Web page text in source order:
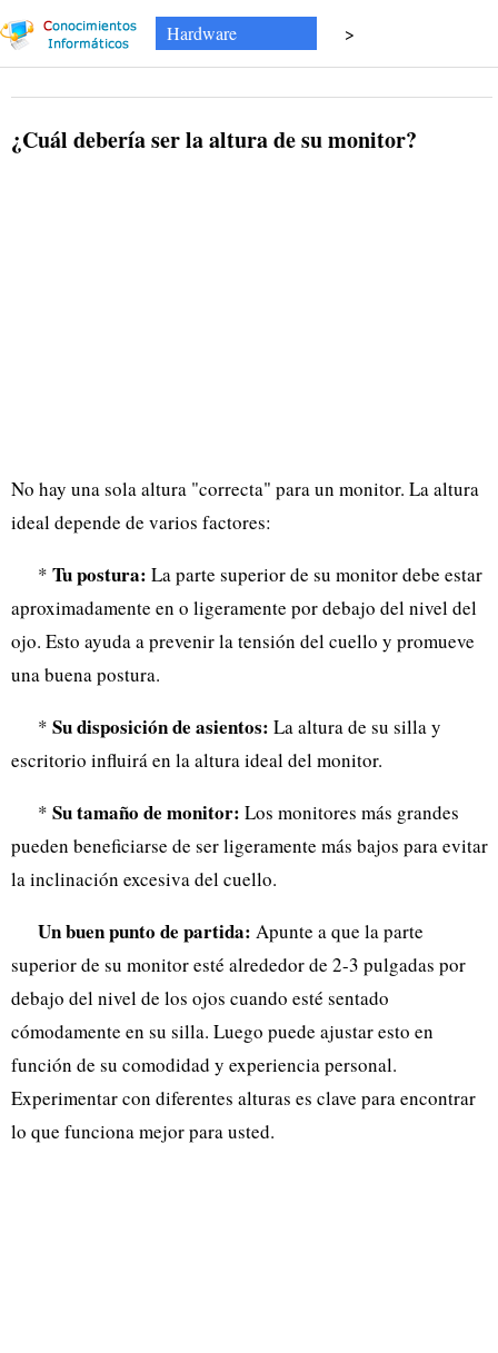
Hardware >
¿Cuál debería ser la altura de su monitor?
No hay una sola altura "correcta" para un monitor. La altura
ideal depende de varios factores:
* Tu postura: La parte superior de su monitor debe estar
aproximadamente en o ligeramente por debajo del nivel del
ojo. Esto ayuda a prevenir la tensión del cuello y promueve
una buena postura.
* Su disposición de asientos: La altura de su silla y
escritorio influirá en la altura ideal del monitor.
* Su tamaño de monitor: Los monitores más grandes
pueden beneficiarse de ser ligeramente más bajos para evitar
la inclinación excesiva del cuello.
Un buen punto de partida: Apunte a que la parte
superior de su monitor esté alrededor de 2-3 pulgadas por
debajo del nivel de los ojos cuando esté sentado
cómodamente en su silla. Luego puede ajustar esto en
función de su comodidad y experiencia personal.
Experimentar con diferentes alturas es clave para encontrar
lo que funciona mejor para usted.